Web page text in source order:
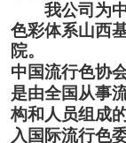
我公司为
色彩体系山西
院。
中国流行色协
是由全国从事
构和人员组成
入国际流行色